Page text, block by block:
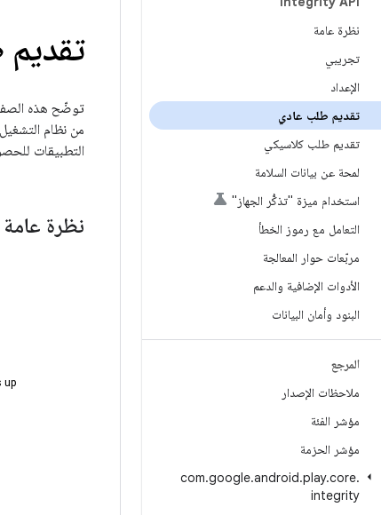
نظرة عامة
تجريبي
الإعداد
تقديم طلب عادي
تقديم طلب كلاسيكي
لمحة عن بيانات السلامة
استخدام ميزة "تذكُّر الجهاز"
التعامل مع رموز الخطأ
مربّعات حوار المعالجة
الأدوات الإضافية والدعم
البنود وأمان البيانات
المرجع
ملاحظات الإصدار
مؤشر الفئة
مؤشر الحزمة
com.google.android.play.core.
integrity
التطبيقات
نظرة عامة